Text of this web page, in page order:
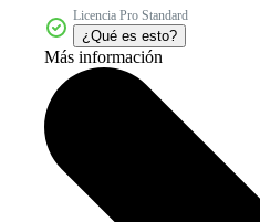
Licencia Pro Standard
¿Qué es esto?
Más información